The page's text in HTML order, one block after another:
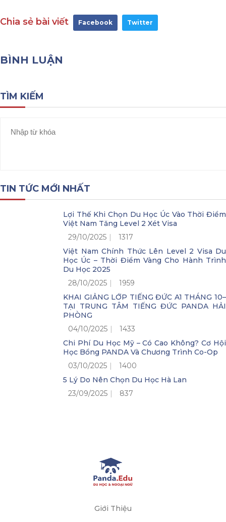
Chia sẻ bài viết Facebook Twitter
BÌNH LUẬN
TÌM KIẾM
TIN TỨC MỚI NHẤT
Lợi Thế Khi Chọn Du Học Úc Vào Thời Điểm
Việt Nam Tăng Level 2 Xét Visa
29/10/2025
1317
Việt Nam Chính Thức Lên Level 2 Visa Du
Học Úc – Thời Điểm Vàng Cho Hành Trình
Du Học 2025
28/10/2025
1959
KHAI GIẢNG LỚP TIẾNG ĐỨC A1 THÁNG 10–
TẠI TRUNG TÂM TIẾNG ĐỨC PANDA HẢI
PHÒNG
04/10/2025
1433
Chi Phí Du Học Mỹ – Có Cao Không? Cơ Hội
Học Bổng PANDA Và Chương Trình Co-Op
03/10/2025
1400
5 Lý Do Nên Chọn Du Học Hà Lan
23/09/2025
837
Giới Thiệu